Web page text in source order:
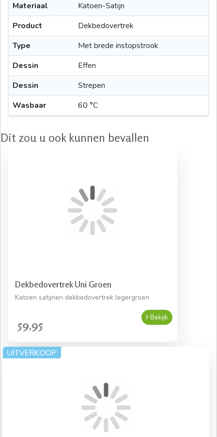
Materiaal
Katoen-Satijn
Product
Dekbedovertrek
Type
Met brede instopstrook
Dessin
Effen
Dessin
Strepen
Wasbaar
60 °C
Dit zou u ook kunnen bevallen
Dekbedovertrek Uni Groen
Katoen satijnen dekbedovertrek legergroen
59,95
Bekijk